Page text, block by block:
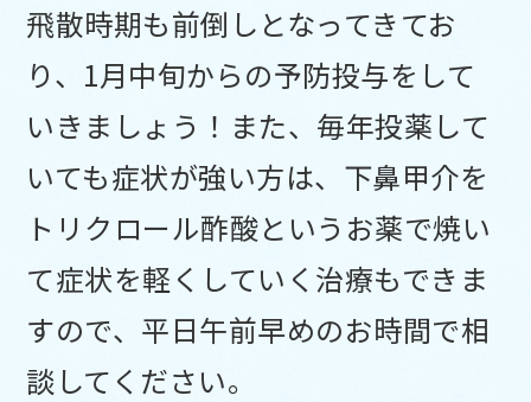
飛散時期も前倒しとなってきてお
り、1月中旬からの予防投与をして
いきましょう！また、毎年投薬して
いても症状が強い方は、下鼻甲介を
トリクロール酢酸というお薬で焼い
て症状を軽くしていく治療もできま
すので、平日午前早めのお時間で相
談してください。